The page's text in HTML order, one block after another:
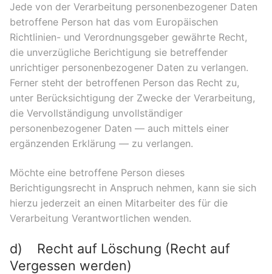
Jede von der Verarbeitung personenbezogener Daten
betroffene Person hat das vom Europäischen
Richtlinien- und Verordnungsgeber gewährte Recht,
die unverzügliche Berichtigung sie betreffender
unrichtiger personenbezogener Daten zu verlangen.
Ferner steht der betroffenen Person das Recht zu,
unter Berücksichtigung der Zwecke der Verarbeitung,
die Vervollständigung unvollständiger
personenbezogener Daten — auch mittels einer
ergänzenden Erklärung — zu verlangen.
Möchte eine betroffene Person dieses
Berichtigungsrecht in Anspruch nehmen, kann sie sich
hierzu jederzeit an einen Mitarbeiter des für die
Verarbeitung Verantwortlichen wenden.
d) Recht auf Löschung (Recht auf
Vergessen werden)